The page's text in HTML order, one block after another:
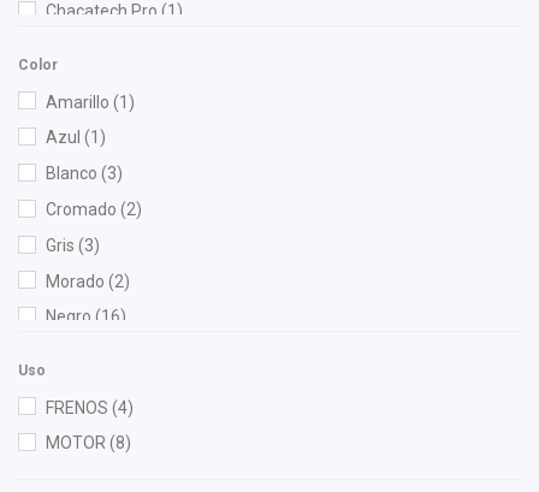
Chacatech Pro (1)
Mirsa Autopartes
OEP(1)
Color
Amarillo (1)
Azul (1)
Blanco (3)
Cromado (2)
Gris (3)
Morado (2)
Negro (16)
Uso
FRENOS (4)
MOTOR(8)